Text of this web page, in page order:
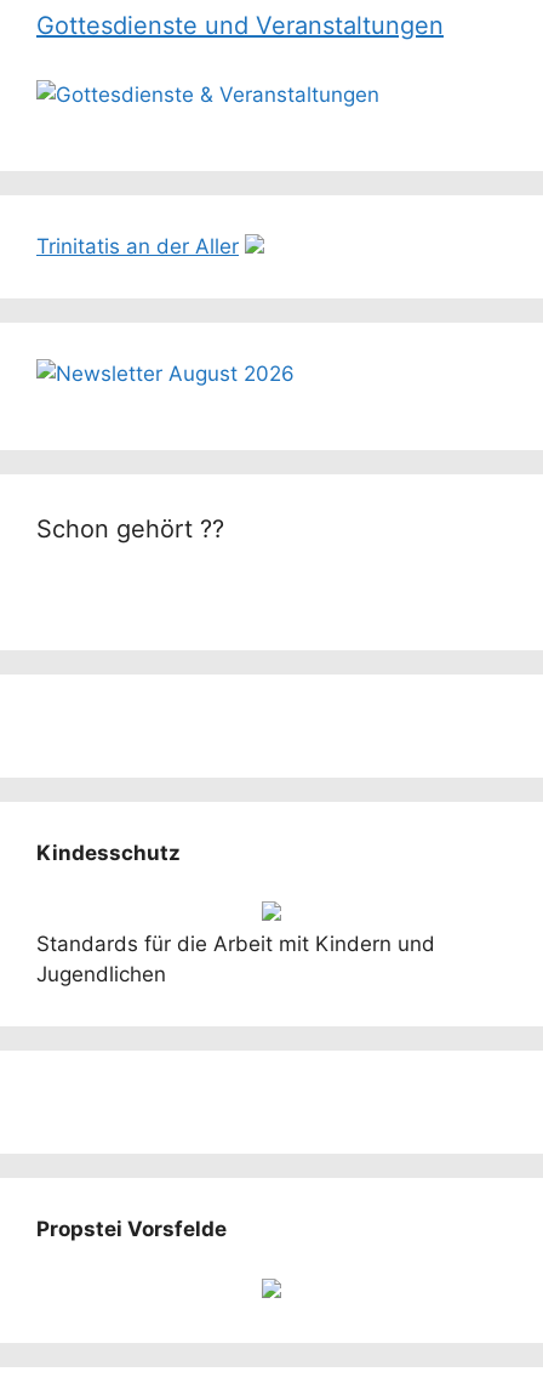
Gottesdienste und Veranstaltungen
Trinitatis an der Aller
Schon gehört ??
Kindesschutz
Standards für die Arbeit mit Kindern und
Jugendlichen
Propstei Vorsfelde